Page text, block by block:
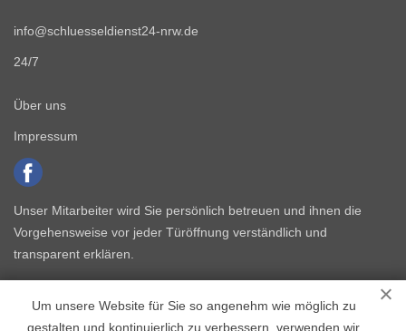
Um unsere Website für Sie so angenehm wie möglich zu
gestalten und kontinuierlich zu verbessern, verwenden wir
info@schluesseldienst24-nrw.de
24/7
Über uns
Impressum
Unser Mitarbeiter wird Sie persönlich betreuen und ihnen die
Vorgehensweise vor jeder Türöffnung verständlich und
transparent erklären.